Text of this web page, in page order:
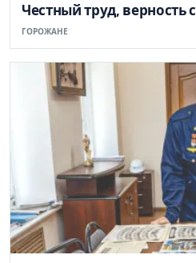
Честный труд, верность
ГОРОЖАНЕ